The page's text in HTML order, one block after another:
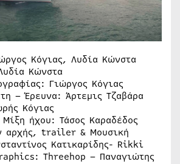
Κόγιας, Λυδία Κώνστα
Κώνστα
Γιώργος Κόγιας
– Έρευνα: Άρτεμις Τζαβάρα
Κόγιας
ήχου: Τάσος Καραδέδος
αρχής, trailer & Μουσική
Κατικαρίδης- Rikki
Threehop – Παναγιώτης